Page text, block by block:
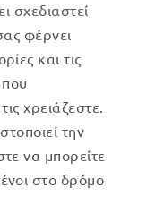
σχεδιαστεί
φέρνει
και τις
χρειάζεστε.
την
να μπορείτε
στο δρόμο